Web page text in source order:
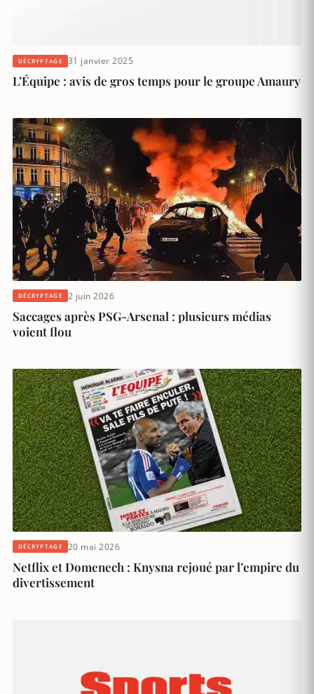
DÉCRYPTAGE 31 janvier 2025
L’Équipe : avis de gros temps pour le groupe Amaury
DÉCRYPTAGE 2 juin 2026
Saccages après PSG-Arsenal : plusieurs médias
voient flou
DÉCRYPTAGE 20 mai 2026
Netflix et Domenech : Knysna rejoué par l’empire du
divertissement